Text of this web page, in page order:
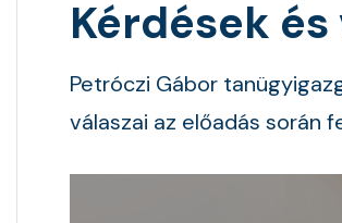
Kérdések
Petróczi Gábor
válaszai az előadás során